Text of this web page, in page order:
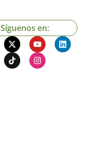
Síguenos en: